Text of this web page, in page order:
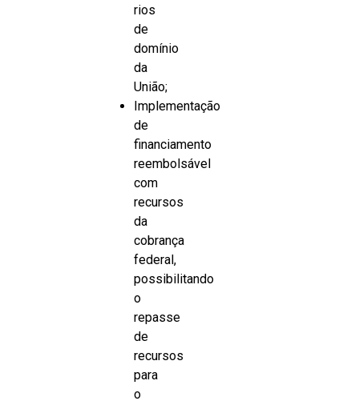
rios
de
domínio
da
União;
Implementação
de
financiamento
reembolsável
com
recursos
da
cobrança
federal,
possibilitando
o
repasse
de
recursos
para
o